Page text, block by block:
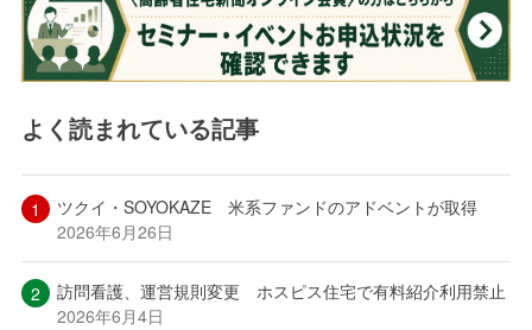
よく読まれている記事
ツクイ・SOYOKAZE 米系ファンドのアドベントが取得
2026年6月26日
訪問看護、運営規則変更 ホスピス住宅で有料紹介利用禁止
2026年6月4日